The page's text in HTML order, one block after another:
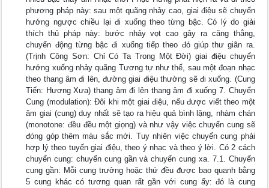
phương pháp này: sau một quãng nhảy cao, giai điệu sẽ chuyển
hướng ngược chiều lại đi xuống theo từng bậc. Có lý do giải
thích thủ pháp này: bước nhảy vọt cao gây ra căng thẳng,
chuyển động từng bậc đi xuống tiếp theo đó giúp thư giãn ra.
(Trịnh Công Sơn: Chỉ Có Ta Trong Một Đời) giai điệu chuyển
hướng xuống nhảy quãng Tương tự như thế, sau một đoạn nhạc
theo thang âm đi lên, đường giai điệu thường sẽ đi xuống. (Cung
Tiến: Hương Xưa) thang âm đi lên thang âm đi xuống 7. Chuyển
Cung (modulation): Đôi khi một giai điệu, nếu được viết theo một
âm giai (cung) duy nhất sẽ tạo ra hiệu quả bình lặng, nhàm chán
(monotone: đều đều một giọng) và như vậy việc chuyển cung sẽ
đóng góp thêm màu sắc mới. Tuy nhiên việc chuyển cung phải
hợp lý theo tuyến giai điệu, theo ý nhạc và theo ý lời. Có 2 cách
chuyển cung: chuyển cung gần và chuyển cung xa. 7.1. Chuyển
cung gần: Mỗi cung trưởng hoặc thứ đều được bao quanh bằng
5 cung khác có tương quan rất gần với cung ấy: đó là cung